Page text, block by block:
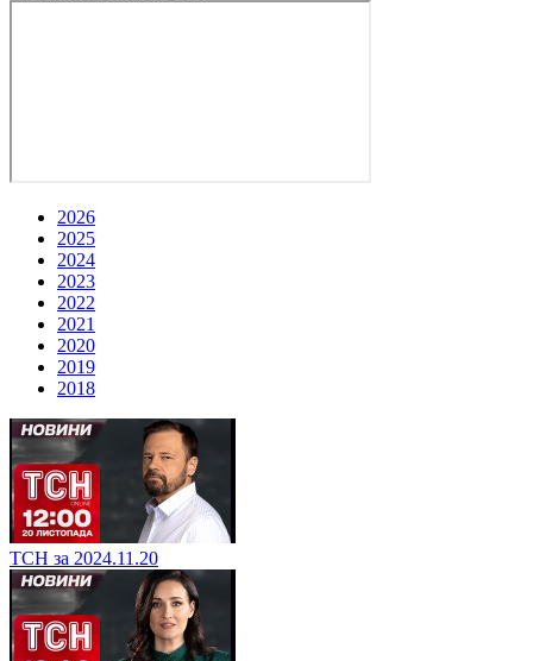
2026
2025
2024
2023
2022
2021
2020
2019
2018
ТСН за 2024.11.20